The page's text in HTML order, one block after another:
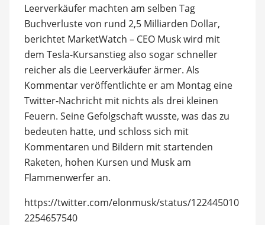
Leerverkäufer machten am selben Tag
Buchverluste von rund 2,5 Milliarden Dollar,
berichtet MarketWatch – CEO Musk wird mit
dem Tesla-Kursanstieg also sogar schneller
reicher als die Leerverkäufer ärmer. Als
Kommentar veröffentlichte er am Montag eine
Twitter-Nachricht mit nichts als drei kleinen
Feuern. Seine Gefolgschaft wusste, was das zu
bedeuten hatte, und schloss sich mit
Kommentaren und Bildern mit startenden
Raketen, hohen Kursen und Musk am
Flammenwerfer an.
https://twitter.com/elonmusk/status/122445010
2254657540